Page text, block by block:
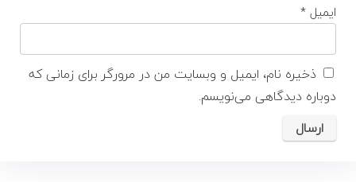
ایمیل*
ذخیره نام، ایمیل و وبسایت من در مرورگر برای زمانی که
دوباره دیدگاهی می‌نویسم.